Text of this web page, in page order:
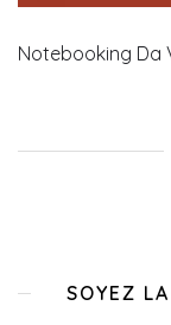
Notebooking Da
SOYEZ